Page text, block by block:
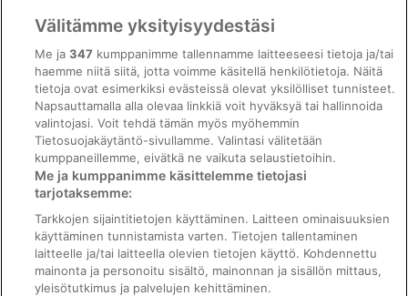
ebookers BONUS+ -ohjelman ehdot
Oikeudelliset tiedot / ota meihin yhteyttä
Sisältövaatimukset ja ilmoituksen tekeminen sisällöstä
Tuki
Ota yhteyttä
Varauksen muuttaminen tai peruuttaminen
Varaa lento lentoyhtiön hyvityskupongeilla
Hyvityksen hakeminen ja aikarajat
Välitämme yksityisyydestäsi
Me ja347 kumppanimme tallennamme laitteeseesi tietoja ja/tai
haemme niitä siitä, jotta voimme käsitellä henkilötietoja. Näitä
tietoja ovat esimerkiksi evästeissä olevat yksilölliset tunnisteet.
Napsauttamalla alla olevaa linkkiä voit hyväksyä tai hallinnoida
valintojasi. Voit tehdä tämän myös myöhemmin
Tietosuojakäytäntö-sivullamme. Valintasi välitetään
kumppaneillemme, eivätkä ne vaikuta selaustietoihin.
Me ja kumppanimme käsittelemme tietojasi
tarjotaksemme:
Tarkkojen sijaintitietojen käyttäminen. Laitteen ominaisuuksien
käyttäminen tunnistamista varten. Tietojen tallentaminen
laitteelle ja/tai laitteella olevien tietojen käyttö. Kohdennettu
mainonta ja personoitu sisältö, mainonnan ja sisällön mittaus,
yleisötutkimus ja palvelujen kehittäminen.